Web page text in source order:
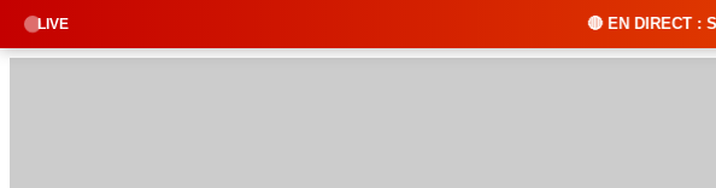
LIVE 🔴 EN DIRECT : SUNUKER FM •